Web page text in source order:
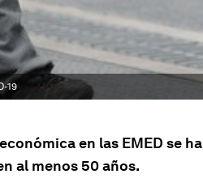
19
en las EMED se
al menos 50 años.